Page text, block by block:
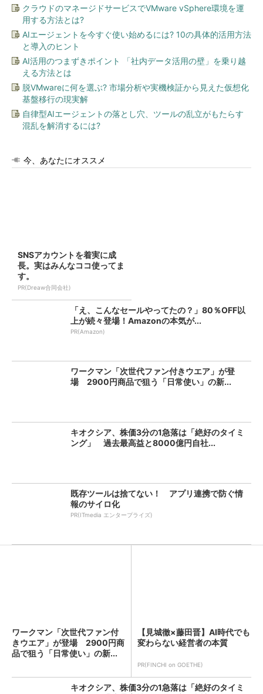
クラウドのマネージドサービスでVMware vSphere環境を運
用する方法とは?
AIエージェントを今すぐ使い始めるには? 10の具体的活用方法
と導入のヒント
AI活用のつまずきポイント 「社内データ活用の壁」を乗り越
える方法とは
脱VMwareに何を選ぶ? 市場分析や実機検証から見えた仮想化
基盤移行の現実解
自律型AIエージェントの落とし穴、ツールの乱立がもたらす
混乱を解消するには?
今、あなたにオススメ
SNSアカウントを着実に成
長。実はみんなココ使ってま
す。
PR(Dreaw合同会社)
「え、こんなセールやってたの？」80％OFF以
上が続々登場！Amazonの本気が...
PR(Amazon)
ワークマン「次世代ファン付きウエア」が登
場 2900円商品で狙う「日常使い」の新...
キオクシア、株価3分の1急落は「絶好のタイミ
ング」 過去最高益と8000億円自社...
既存ツールは捨てない！ アプリ連携で防ぐ情
報のサイロ化
PR(ITmedia エンタープライズ)
ワークマン「次世代ファン付
きウエア」が登場 2900円商
品で狙う「日常使い」の新...
【見城徹×藤田晋】AI時代でも
変わらない経営者の本質
PR(FINCHI on GOETHE)
キオクシア、株価3分の1急落は「絶好のタイミ